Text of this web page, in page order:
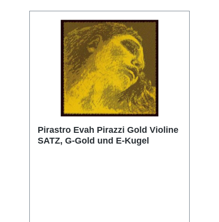
Pirastro Evah Pirazzi Gold Violine
SATZ, G-Gold und E-Kugel